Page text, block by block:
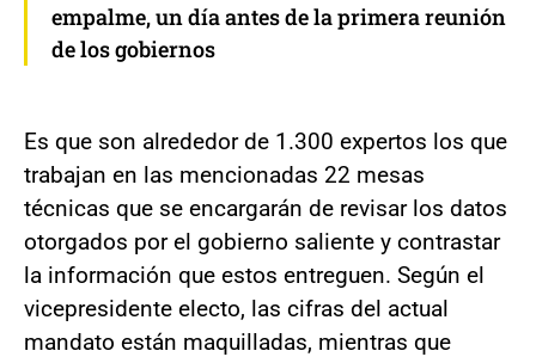
empalme, un día antes de la primera reunión
de los gobiernos
Es que son alrededor de 1.300 expertos los que
trabajan en las mencionadas 22 mesas
técnicas que se encargarán de revisar los datos
otorgados por el gobierno saliente y contrastar
la información que estos entreguen. Según el
vicepresidente electo, las cifras del actual
mandato están maquilladas, mientras que